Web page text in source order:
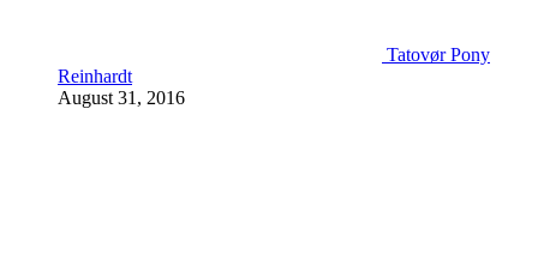
Tatovør Pony
Reinhardt
August 31, 2016